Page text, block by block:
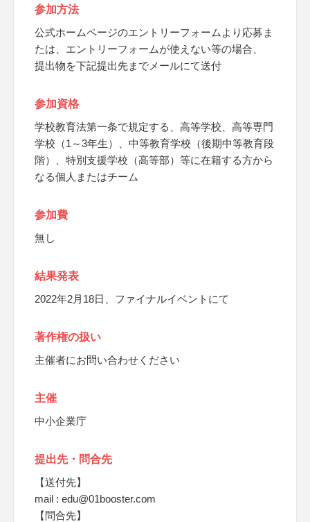
参加方法
公式ホームページのエントリーフォームより応募ま
たは、エントリーフォームが使えない等の場合、
提出物を下記提出先までメールにて送付
参加資格
学校教育法第一条で規定する、高等学校、高等専門
学校（1～3年生）、中等教育学校（後期中等教育段
階）、特別支援学校（高等部）等に在籍する方から
なる個人またはチーム
参加費
無し
結果発表
2022年2月18日、ファイナルイベントにて
著作権の扱い
主催者にお問い合わせください
主催
中小企業庁
提出先・問合先
【送付先】
mail : edu@01booster.com
【問合先】